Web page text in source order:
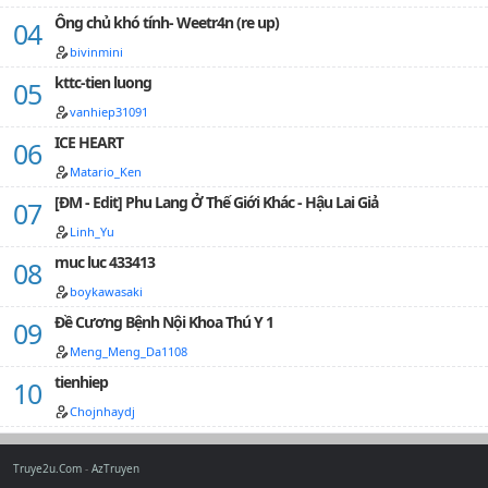
hoặc. Nam sinh học khoá nàng không có ai không phải
nhưng nàng lại chỉ nhìn trúng một tiểu loli. Thích trêu
chọc thiên nhiên ngốc này, cuối cùng lại không ngờ
nào đây? Nàng là quy xác tiểu loli ngoài lạnh trong
nóng, có chút tư sắc, có chút bá đạo, không sống vì
bất cứ ai khác, cho nên tuy người theo đuổi nàng
không ít, nhưng không ai có thể đi vào lòng nàng. Gia
đình tài lực hùng hậu lại chưa bao giờ là thứ nàng đem
nhiên lại đi…
Ông chủ khó tính- Weetr4n (re up)
bivinmini
kttc-tien luong
vanhiep31091
ICE HEART
Matario_Ken
[ĐM - Edit] Phu Lang Ở Thế Giới Khác - Hậu Lai Giả
Linh_Yu
muc luc 433413
boykawasaki
Đề Cương Bệnh Nội Khoa Thú Y 1
Meng_Meng_Da1108
tienhiep
Chojnhaydj
Truye2u.Com AzTruyen